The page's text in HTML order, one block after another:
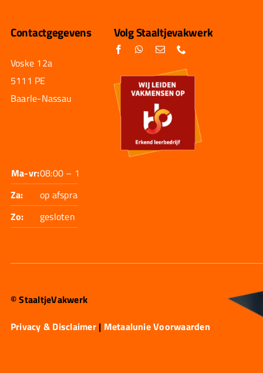
Contactgegevens
Voske 12a
5111 PE
Baarle-Nassau
Ma-vr:08:00 – 17:30
Za:
op afspraak
Zo:
gesloten
Volg Staaltjevakwerk
© StaaltjeVakwerk
Privacy & Disclaimer| Metaalunie Voorwaarden